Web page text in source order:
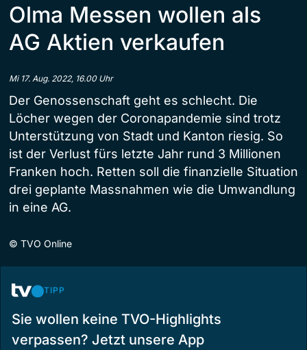
Olma Messen wollen als
AG Aktien verkaufen
Mi 17. Aug. 2022, 16.00 Uhr
Der Genossenschaft geht es schlecht. Die
Löcher wegen der Coronapandemie sind trotz
Unterstützung von Stadt und Kanton riesig. So
ist der Verlust fürs letzte Jahr rund 3 Millionen
Franken hoch. Retten soll die finanzielle Situation
drei geplante Massnahmen wie die Umwandlung
in eine AG.
© TVO Online
TIPP
Sie wollen keine TVO-Highlights
verpassen? Jetzt unsere App